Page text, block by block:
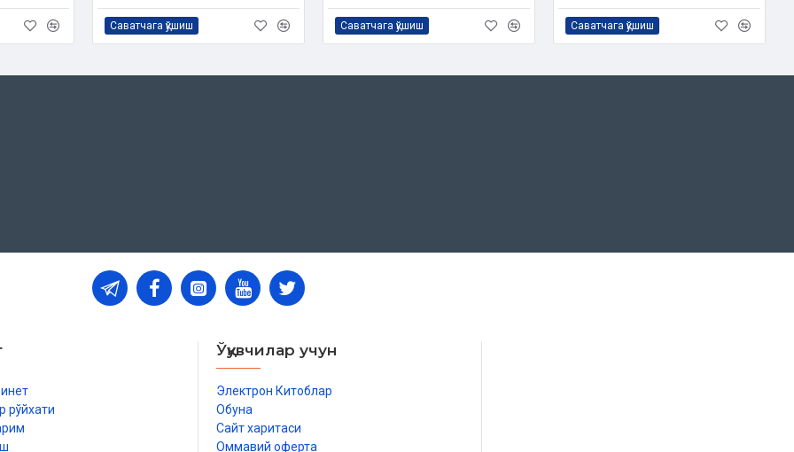
Саватчага қўшиш Саватчага қўшиш Саватчага қўшиш
рўйхати
Ўқувчилар учун
Электрон Китоблар
Обуна
Сайт харитаси
Оммавий оферта